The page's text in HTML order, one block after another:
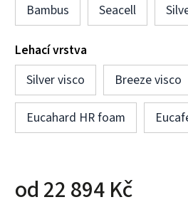
Bambus
Seacell
Lehací vrstva
Silver visco
Breeze visco
Eucahard HR foam
od22 894 Kč